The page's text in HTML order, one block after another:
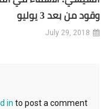
وقود من بعد 3 يوليو
July 29, 2018
in to post a comment.